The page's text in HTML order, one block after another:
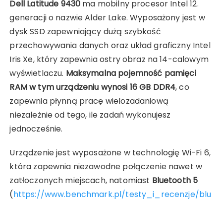
Dell Latitude 9430 ma mobilny procesor Intel 12.
generacji o nazwie Alder Lake. Wyposażony jest w
dysk SSD zapewniający dużą szybkość
przechowywania danych oraz układ graficzny Intel
Iris Xe, który zapewnia ostry obraz na 14-calowym
wyświetlaczu. Maksymalna pojemność pamięci
RAM w tym urządzeniu wynosi 16 GB DDR4, co
zapewnia płynną pracę wielozadaniową
niezależnie od tego, ile zadań wykonujesz
jednocześnie.
Urządzenie jest wyposażone w technologię Wi-Fi 6,
która zapewnia niezawodne połączenie nawet w
zatłoczonych miejscach, natomiast Bluetooth 5
(https://www.benchmark.pl/testy_i_recenzje/blu